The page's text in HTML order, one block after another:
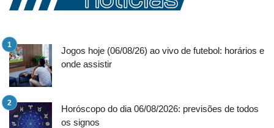
Jogos hoje (06/08/26) ao vivo de futebol: horários e
onde assistir
Horóscopo do dia 06/08/2026: previsões de todos
os signos